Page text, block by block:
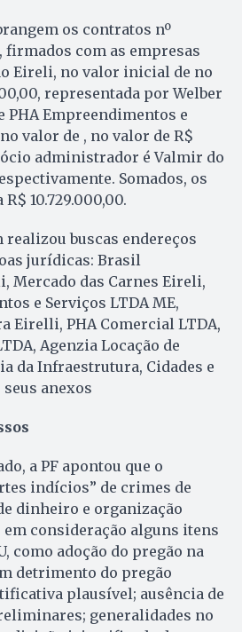
os contratos nº
firmados com as empresas
Eireli, no valor inicial de no
representada por Welber
PHA Empreendimentos e
valor de , no valor de R$
administrador é Valmir do
Somados, os
10.729.000,00.
realizou buscas endereços
jurídicas: Brasil
Mercado das Carnes Eireli,
e Serviços LTDA ME,
Eirelli, PHA Comercial LTDA,
Agenzia Locação de
da Infraestrutura, Cidades e
seus anexos
a PF apontou que o
indícios” de crimes de
dinheiro e organização
consideração alguns itens
como adoção do pregão na
detrimento do pregão
plausível; ausência de
generalidades no